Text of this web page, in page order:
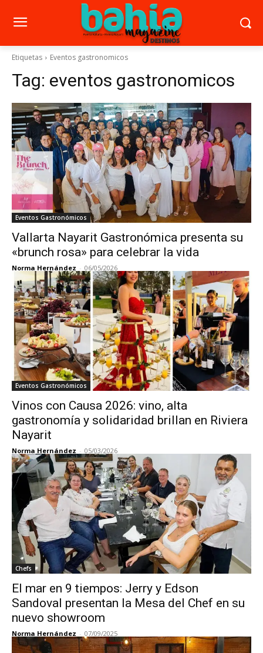
Etiquetas Eventos gastronomicos
Tag: eventos gastronomicos
Eventos Gastronómicos
Vallarta Nayarit Gastronómica presenta su
«brunch rosa» para celebrar la vida
Norma Hernández - 06/05/2026
Eventos Gastronómicos
Vinos con Causa 2026: vino, alta
gastronomía y solidaridad brillan en Riviera
Nayarit
Norma Hernández - 05/03/2026
Chefs
El mar en 9 tiempos: Jerry y Edson
Sandoval presentan la Mesa del Chef en su
nuevo showroom
Norma Hernández - 07/09/2025